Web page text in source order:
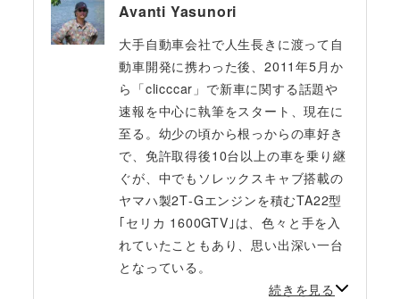
Avanti Yasunori
大手自動車会社で人生長きに渡って自
動車開発に携わった後、2011年5月か
ら「clicccar」で新車に関する話題や
速報を中心に執筆をスタート、現在に
至る。幼少の頃から根っからの車好き
で、免許取得後10台以上の車を乗り継
ぐが、中でもソレックスキャブ搭載の
ヤマハ製2T‐Gエンジンを積むTA22型
｢セリカ 1600GTV｣は、色々と手を入
れていたこともあり、思い出深い一台
となっている。
続きを見る